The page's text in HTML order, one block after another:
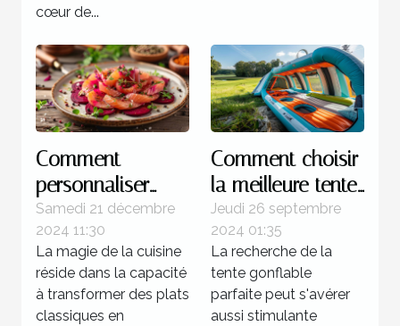
cœur de...
Comment
personnaliser
votre gravlax à la
betterave avec
des épices
locales
Samedi 21 décembre
2024 11:30
La magie de la cuisine
réside dans la capacité
à transformer des plats
classiques en
Comment choisir
la meilleure tente
gonflable pour
votre prochain
événement
Jeudi 26 septembre
2024 01:35
La recherche de la
tente gonflable
parfaite peut s'avérer
aussi stimulante